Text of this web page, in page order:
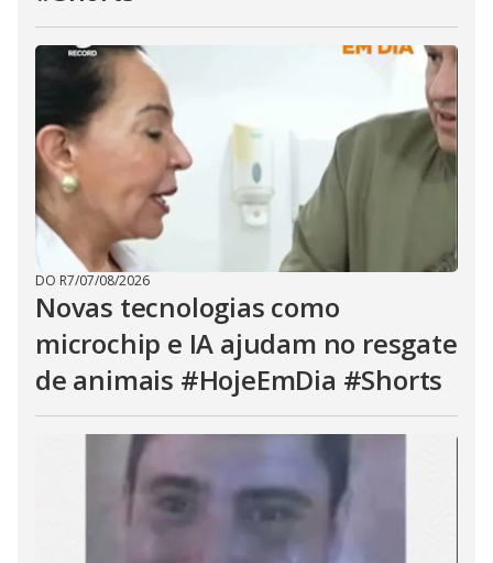
DO R7/07/08/2026
Novas tecnologias como
microchip e IA ajudam no resgate
de animais #HojeEmDia #Shorts